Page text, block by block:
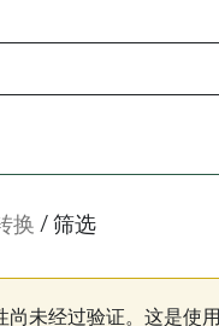
换 筛选
未经过验证。这是使用